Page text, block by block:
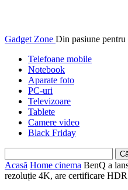
Gadget Zone Din pasiune pentru
Telefoane mobile
Notebook
Aparate foto
PC-uri
Televizoare
Tablete
Camere video
Black Friday
Acasă Home cinema BenQ a
rezoluție 4K, are certificare